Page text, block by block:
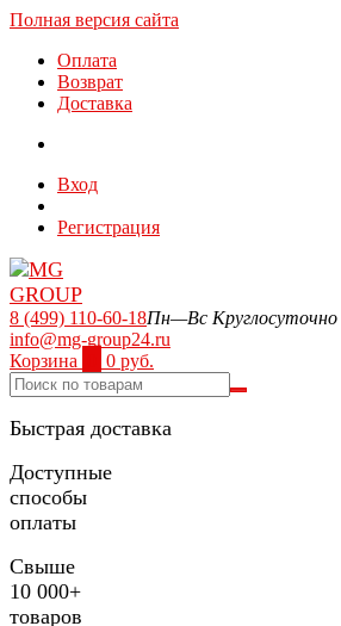
Полная версия сайта
Оплата
Возврат
Доставка
Вход
Регистрация
8 (499) 110-60-18Пн—Вс Круглосуточно
info@mg-group24.ru
Корзина
0 руб.
Быстрая доставка
Доступные
способы
оплаты
Свыше
10 000+
товаров